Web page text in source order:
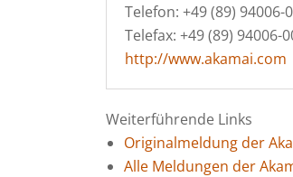
Telefon: +49 (89) 94006-0
Telefax: +49 (89) 94006-
http://www.akamai.com
Weiterführende Links
Originalmeldung der
Alle Meldungen der